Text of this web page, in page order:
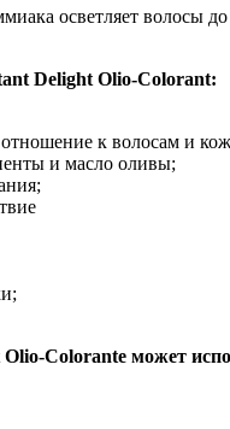
осветляет волосы
Delight Olio-Colorant:
к волосам и
и масло оливы;
Colorante может